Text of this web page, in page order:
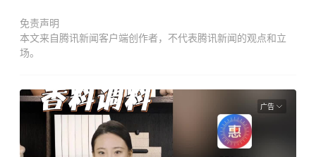
免责声明
本文来自腾讯新闻客户端创作者，不代表腾讯新闻的观点和立
场。
广告